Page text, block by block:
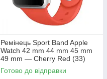
Ремінець Sport Band Apple
Watch 42 mm 44 mm 45 mm
49 mm — Cherry Red (33)
Готово до відправки